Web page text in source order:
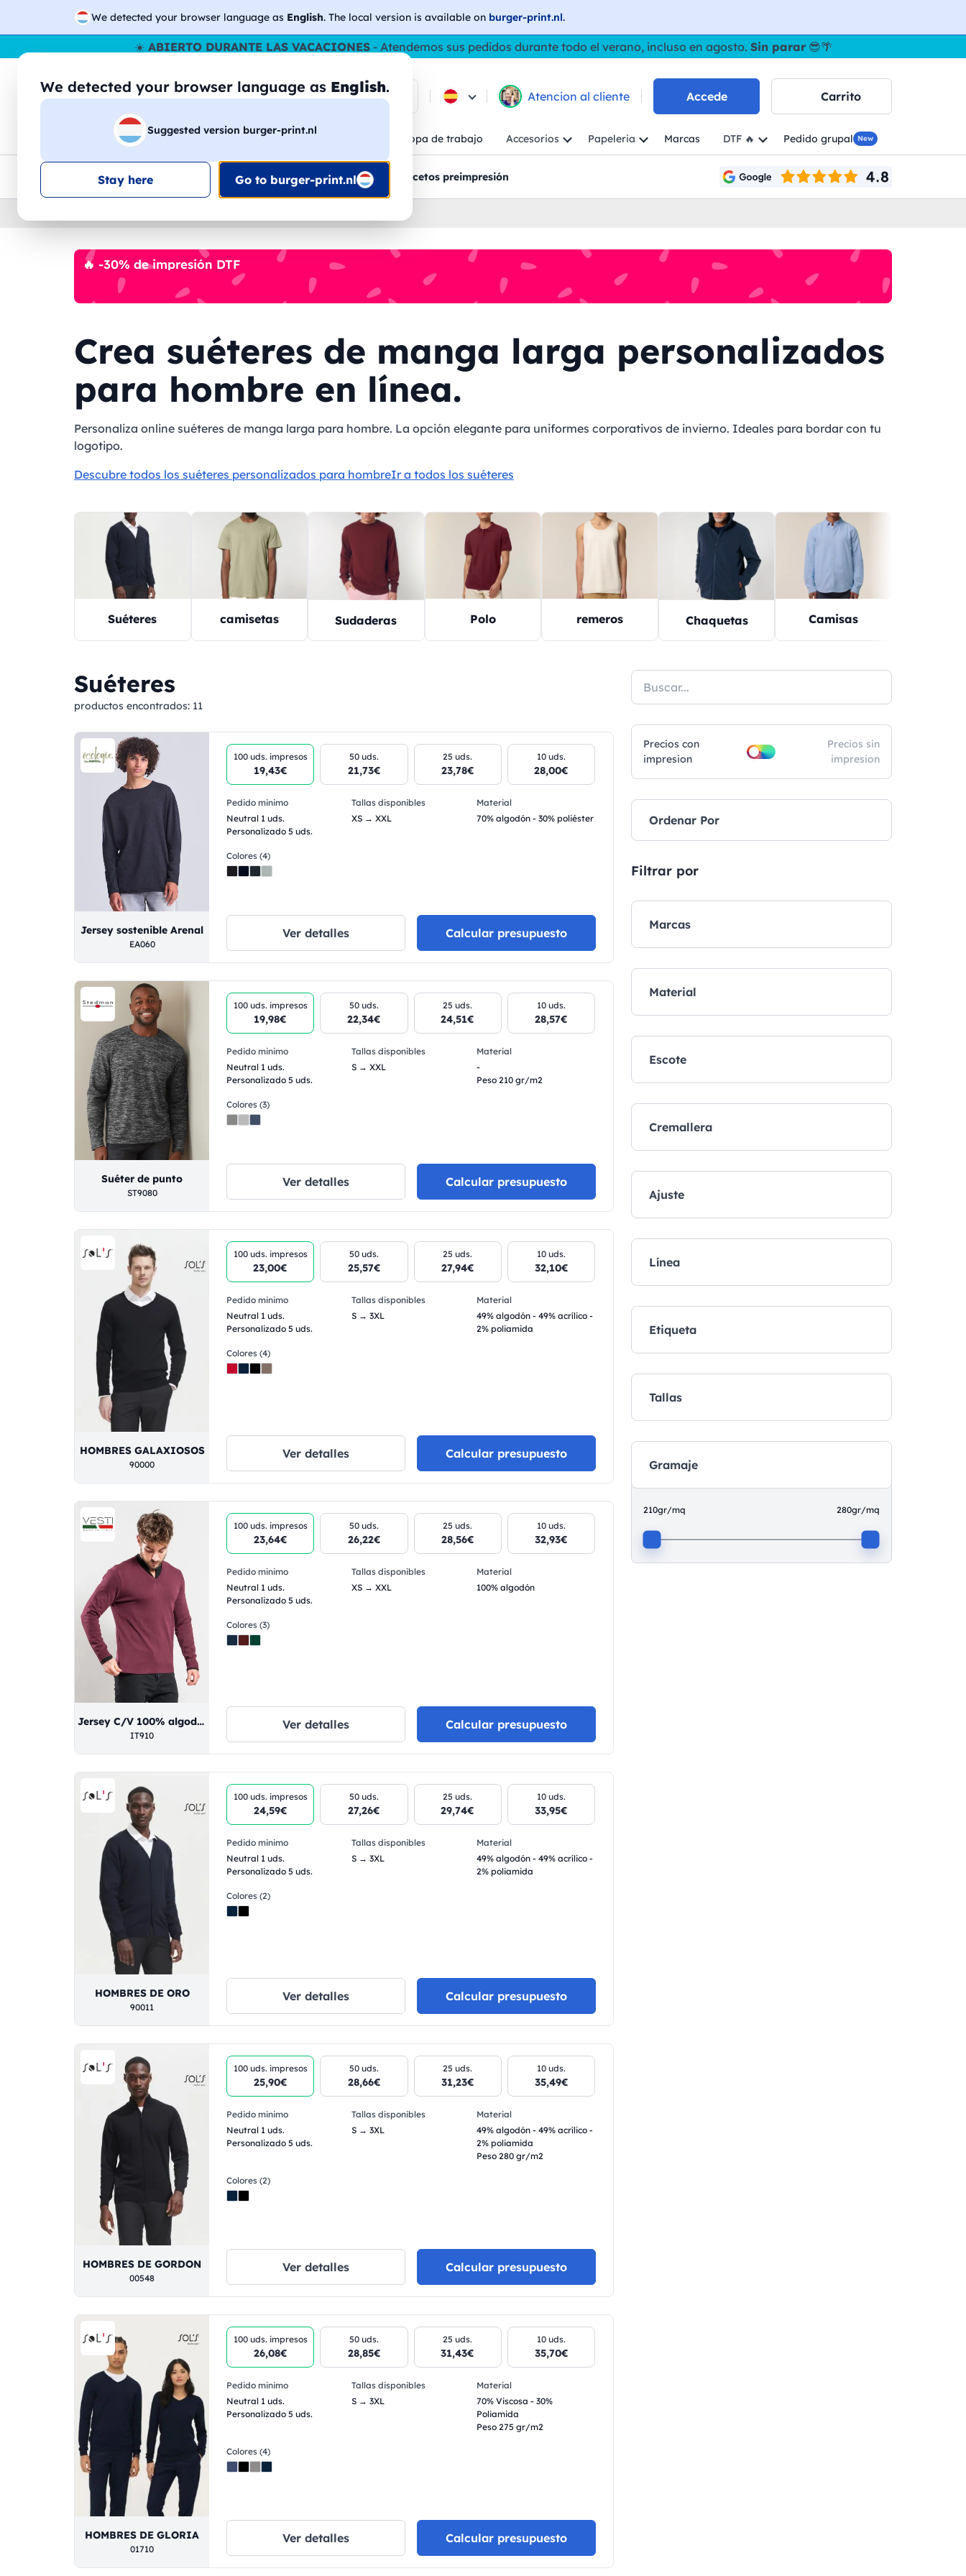
We detected your browser language as English. The local version is available on burger-print.nl.
We detected your browser language as English.
Suggested version burger-print.nl
Stay here Go to burger-print.nl
☀️ ABIERTO DURANTE LAS VACACIONES- Atendemos sus pedidos durante todo el verano, incluso en agosto. Sin parar😎🌴
🔎 Buscar entre los productos Atencion al cliente Accede Carrito
Camisetas Sudaderas Hombre Ropa de trabajo Accesorios Papeleria Marcas DTF 🔥 Pedido grupal New
Envio en toda la UE Descuento por volumenAtencion al cliente Bocetos preimpresión
🔥 -30% de impresión DTF
Crea suéteres de manga larga personalizados
para hombre en línea.
Personaliza online suéteres de manga larga para hombre. La opción elegante para uniformes corporativos de invierno. Ideales para bordar con tu
logotipo.
Descubre todos los suéteres personalizados para hombreIr a todos los suéteres
Suéteres camisetas Sudaderas Polo remeros Chaquetas Camisas
Suéteres
productos encontrados: 11
Jersey sostenible Arenal
EA060
100 uds. impresos
19,43€
50 uds.
21,73€
25 uds.
23,78€
10 uds.
28,00€
Pedido minimo
Neutral 1 uds.
Personalizado 5 uds.
Tallas disponibles
XS → XXL
Material
70% algodón - 30% poliéster
Colores (4)
Ver detalles Calcular presupuesto
Suéter de punto
ST9080
100 uds. impresos
19,98€
50 uds.
22,34€
25 uds.
24,51€
10 uds.
28,57€
Pedido minimo
Neutral 1 uds.
Personalizado 5 uds.
Tallas disponibles
S → XXL
Material
-
Peso 210 gr/m2
Colores (3)
Ver detalles Calcular presupuesto
HOMBRES GALAXIOSOS
90000
100 uds. impresos
23,00€
50 uds.
25,57€
25 uds.
27,94€
10 uds.
32,10€
Pedido minimo
Neutral 1 uds.
Personalizado 5 uds.
Tallas disponibles
S → 3XL
Material
49% algodón - 49% acrílico -
2% poliamida
Colores (4)
Ver detalles Calcular presupuesto
Jersey C/V 100% algodón regenerado Burdeos XS
IT910
100 uds. impresos
23,64€
50 uds.
26,22€
25 uds.
28,56€
10 uds.
32,93€
Pedido minimo
Neutral 1 uds.
Personalizado 5 uds.
Tallas disponibles
XS → XXL
Material
100% algodón
Colores (3)
Ver detalles Calcular presupuesto
HOMBRES DE ORO
90011
100 uds. impresos
24,59€
50 uds.
27,26€
25 uds.
29,74€
10 uds.
33,95€
Pedido minimo
Neutral 1 uds.
Personalizado 5 uds.
Tallas disponibles
S → 3XL
Material
49% algodón - 49% acrílico -
2% poliamida
Colores (2)
Ver detalles Calcular presupuesto
HOMBRES DE GORDON
00548
100 uds. impresos
25,90€
50 uds.
28,66€
25 uds.
31,23€
10 uds.
35,49€
Pedido minimo
Neutral 1 uds.
Personalizado 5 uds.
Tallas disponibles
S → 3XL
Material
49% algodón - 49% acrílico -
2% poliamida
Peso 280 gr/m2
Colores (2)
Ver detalles Calcular presupuesto
HOMBRES DE GLORIA
01710
100 uds. impresos
26,08€
50 uds.
28,85€
25 uds.
31,43€
10 uds.
35,70€
Pedido minimo
Neutral 1 uds.
Personalizado 5 uds.
Tallas disponibles
S → 3XL
Material
70% Viscosa - 30%
Poliamida
Peso 275 gr/m2
Colores (4)
Ver detalles Calcular presupuesto
Precios con
impresion
Precios sin
impresion
Ordenar Por
Filtrar por
Marcas
Material
Escote
Cremallera
Ajuste
Línea
Etiqueta
Tallas
Gramaje
210gr/mq 280gr/mq